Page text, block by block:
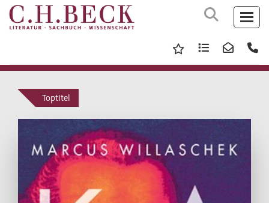
Toptitel